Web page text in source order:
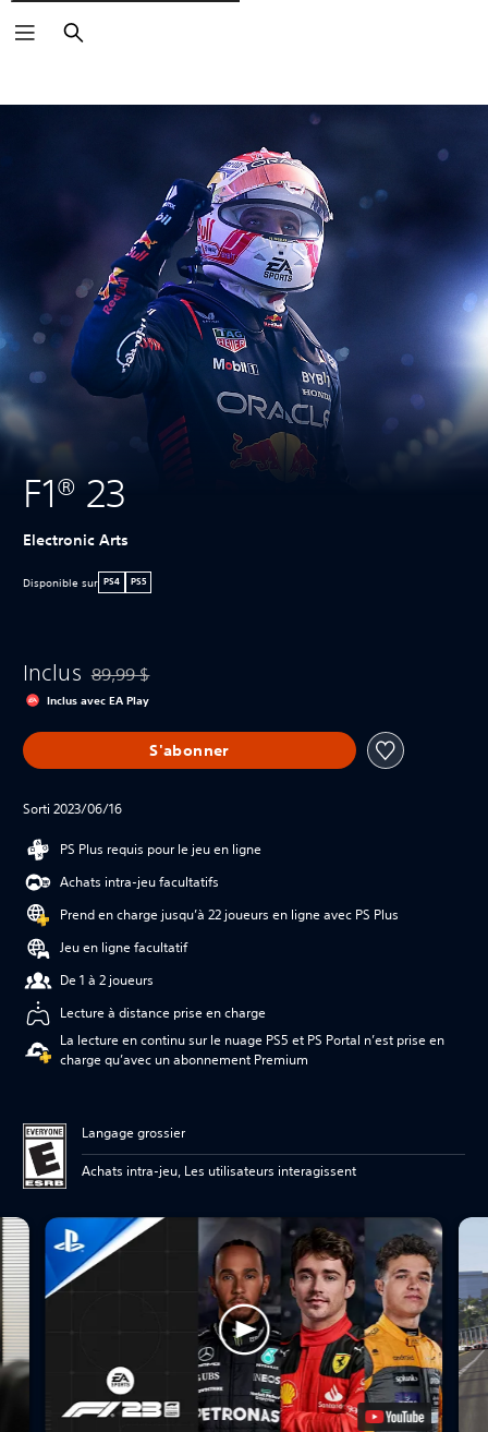
Rechercher
F1® 23
Electronic Arts
Disponible sur PS4 PS5
Inclus Remise par rapport au prix d'origine de 89,99 $
89,99 $
Inclus avec EA Play
S'abonner
Sorti 2023/06/16
PS Plus requis pour le jeu en ligne
Achats intra-jeu facultatifs
Prend en charge jusqu’à 22 joueurs en ligne avec PS Plus
Jeu en ligne facultatif
De 1 à 2 joueurs
Lecture à distance prise en charge
La lecture en continu sur le nuage PS5 et PS Portal n’est prise en
charge qu’avec un abonnement Premium
Langage grossier
Achats intra-jeu, Les utilisateurs interagissent